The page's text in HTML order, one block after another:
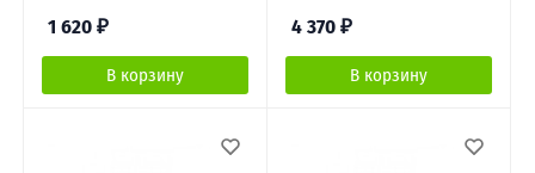
1 620 ₽
В корзину
4 370 ₽
В корзину